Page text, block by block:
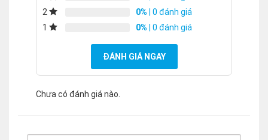
2
0% | 0 đánh giá
1
0% | 0 đánh giá
ĐÁNH GIÁ NGAY
Chưa có đánh giá nào.